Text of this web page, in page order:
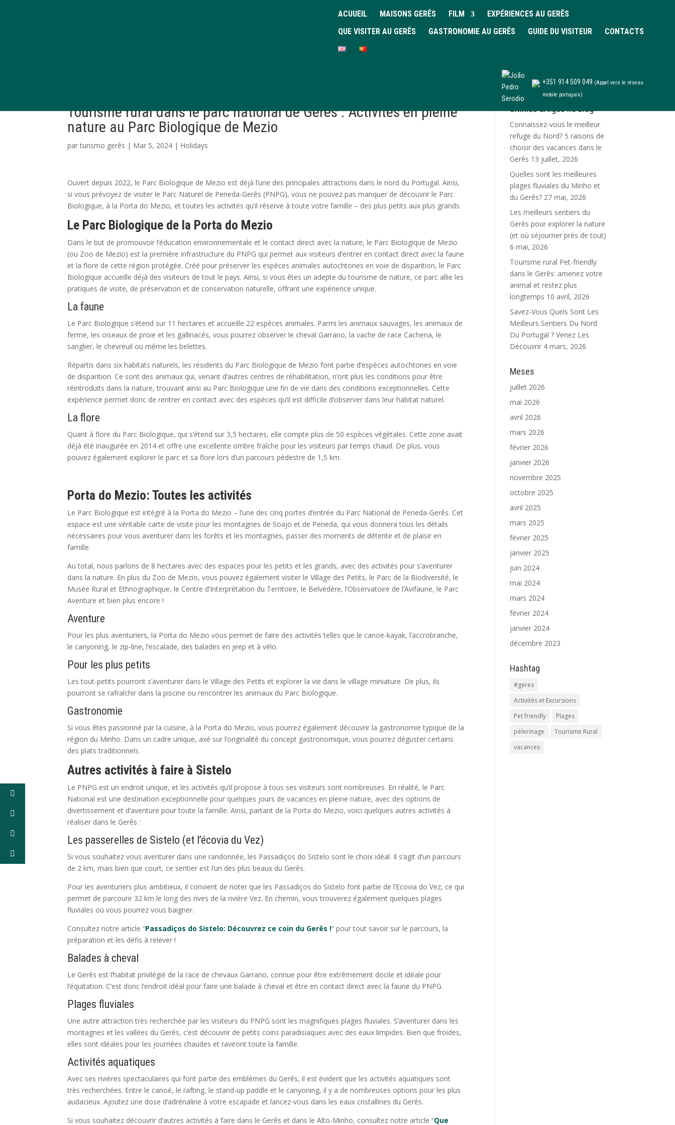
ACUUEIL MAISONS GERÊS FILM
EXPÉRIENCES AU GERÊS
QUE VISITER AU GERÊS
GASTRONOMIE AU GERÊS GUIDE DU VISITEUR CONTACTS
+351 914 509 049 (Appel vers le réseau
mobile portugais)
Tourisme rural dans le parc national de Gerês : Activités en pleine
nature au Parc Biologique de Mezio
parturismo gerês | Mar 5, 2024 | Holidays
Ouvert depuis 2022, le Parc Biologique de Mezio est déjà l’une des principales attractions dans le nord du Portugal. Ainsi,
si vous prévoyez de visiter le Parc Naturel de Peneda-Gerês (PNPG), vous ne pouvez pas manquer de découvrir le Parc
Biologique, à la Porta do Mezio, et toutes les activités qu’il réserve à toute votre famille – des plus petits aux plus grands.
Le Parc Biologique de la Porta do Mezio
Dans le but de promouvoir l’éducation environnementale et le contact direct avec la nature, le Parc Biologique de Mezio
(ou Zoo de Mezio) est la première infrastructure du PNPG qui permet aux visiteurs d’entrer en contact direct avec la faune
et la flore de cette région protégée. Créé pour préserver les espèces animales autochtones en voie de disparition, le Parc
Biologique accueille déjà des visiteurs de tout le pays. Ainsi, si vous êtes un adepte du tourisme de nature, ce parc allie les
pratiques de visite, de préservation et de conservation naturelle, offrant une expérience unique.
La faune
Le Parc Biologique s’étend sur 11 hectares et accueille 22 espèces animales. Parmi les animaux sauvages, les animaux de
ferme, les oiseaux de proie et les gallinacés, vous pourrez observer le cheval Garrano, la vache de race Cachena, le
sanglier, le chevreuil ou même les belettes.
Répartis dans six habitats naturels, les résidents du Parc Biologique de Mezio font partie d’espèces autochtones en voie
de disparition. Ce sont des animaux qui, venant d’autres centres de réhabilitation, n’ont plus les conditions pour être
réintroduits dans la nature, trouvant ainsi au Parc Biologique une fin de vie dans des conditions exceptionnelles. Cette
expérience permet donc de rentrer en contact avec des espèces qu’il est difficile d’observer dans leur habitat naturel.
La flore
Quant à flore du Parc Biologique, qui s’étend sur 3,5 hectares, elle compte plus de 50 espèces végétales. Cette zone avait
déjà été inaugurée en 2014 et offre une excellente ombre fraîche pour les visiteurs par temps chaud. De plus, vous
pouvez également explorer le parc et sa flore lors d’un parcours pédestre de 1,5 km.
Porta do Mezio: Toutes les activités
Le Parc Biologique est intégré à la Porta do Mezio – l’une des cinq portes d’entrée du Parc National de Peneda-Gerês. Cet
espace est une véritable carte de visite pour les montagnes de Soajo et de Peneda, qui vous donnera tous les détails
nécessaires pour vous aventurer dans les forêts et les montagnes, passer des moments de détente et de plaisir en
famille.
Au total, nous parlons de 8 hectares avec des espaces pour les petits et les grands, avec des activités pour s’aventurer
dans la nature. En plus du Zoo de Mezio, vous pouvez également visiter le Village des Petits, le Parc de la Biodiversité, le
Musée Rural et Ethnographique, le Centre d’Interprétation du Territoire, le Belvédère, l’Observatoire de l’Avifaune, le Parc
Aventure et bien plus encore !
Aventure
Pour les plus aventuriers, la Porta do Mezio vous permet de faire des activités telles que le canoë-kayak, l’accrobranche,
le canyoning, le zip-line, l’escalade, des balades en jeep et à vélo.
Pour les plus petits
Les tout-petits pourront s’aventurer dans le Village des Petits et explorer la vie dans le village miniature. De plus, ils
pourront se rafraîchir dans la piscine ou rencontrer les animaux du Parc Biologique.
Gastronomie
Si vous êtes passionné par la cuisine, à la Porta do Mezio, vous pourrez également découvrir la gastronomie typique de la
région du Minho. Dans un cadre unique, axé sur l’originalité du concept gastronomique, vous pourrez déguster certains
des plats traditionnels.
Autres activités à faire à Sistelo
Le PNPG est un endroit unique, et les activités qu’il propose à tous ses visiteurs sont nombreuses. En réalité, le Parc
National est une destination exceptionnelle pour quelques jours de vacances en pleine nature, avec des options de
divertissement et d’aventure pour toute la famille. Ainsi, partant de la Porta do Mezio, voici quelques autres activités à
réaliser dans le Gerês :
Les passerelles de Sistelo (et l’écovia du Vez)
Si vous souhaitez vous aventurer dans une randonnée, les Passadiços do Sistelo sont le choix idéal. Il s’agit d’un parcours
de 2 km, mais bien que court, ce sentier est l’un des plus beaux du Gerês.
Pour les aventuriers plus ambitieux, il convient de noter que les Passadiços do Sistelo font partie de l’Ecovia do Vez, ce qui
permet de parcourir 32 km le long des rives de la rivière Vez. En chemin, vous trouverez également quelques plages
fluviales où vous pourrez vous baigner.
Consultez notre article “Passadiços do Sistelo: Découvrez ce coin du Gerês !” pour tout savoir sur le parcours, la
préparation et les défis à relever !
Balades à cheval
Le Gerês est l’habitat privilégié de la race de chevaux Garrano, connue pour être extrêmement docile et idéale pour
l’équitation. C’est donc l’endroit idéal pour faire une balade à cheval et être en contact direct avec la faune du PNPG.
Plages fluviales
Une autre attraction très recherchée par les visiteurs du PNPG sont les magnifiques plages fluviales. S’aventurer dans les
montagnes et les vallées du Gerês, c’est découvrir de petits coins paradisiaques avec des eaux limpides. Bien que froides,
elles sont idéales pour les journées chaudes et raviront toute la famille.
Activités aquatiques
Avec ses rivières spectaculaires qui font partie des emblèmes du Gerês, il est évident que les activités aquatiques sont
très recherchées. Entre le canoë, le rafting, le stand-up paddle et le canyoning, il y a de nombreuses options pour les plus
audacieux. Ajoutez une dose d’adrénaline à votre escapade et lancez-vous dans les eaux cristallines du Gerês.
Si vous souhaitez découvrir d’autres activités à faire dans le Gerês et dans le Alto-Minho, consultez notre article “Que
Últimos artigos no blog
Connaissez-vous le meilleur
refuge du Nord? 5 raisons de
choisir des vacances dans le
Gerês 13 juillet, 2026
Quelles sont les meilleures
plages fluviales du Minho et
du Gerês? 27 mai, 2026
Les meilleurs sentiers du
Gerês pour explorer la nature
(et où séjourner près de tout)
6 mai, 2026
Tourisme rural Pet-friendly
dans le Gerês: amenez votre
animal et restez plus
longtemps 10 avril, 2026
Savez-Vous Quels Sont Les
Meilleurs Sentiers Du Nord
Du Portugal ? Venez Les
Découvrir 4 mars, 2026
Meses
juillet 2026
mai 2026
avril 2026
mars 2026
février 2026
janvier 2026
novembre 2025
octobre 2025
avril 2025
mars 2025
février 2025
janvier 2025
juin 2024
mai 2024
mars 2024
février 2024
janvier 2024
décembre 2023
Hashtag
#geres
Activités et Excursions
Pet friendly
Plages
pèlerinage
Tourisme Rural
vacances